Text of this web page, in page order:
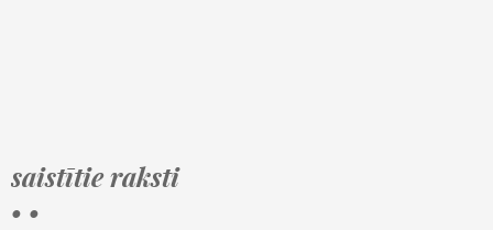
saistītie raksti
• •